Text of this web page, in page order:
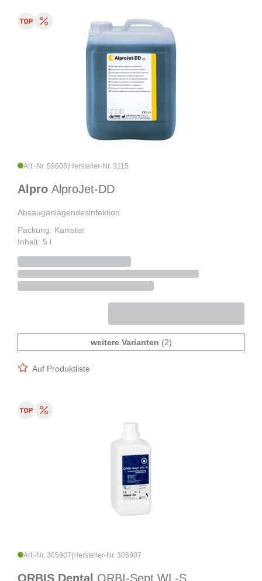
Art.-Nr. 59606 Hersteller-Nr. 3115
Alpro AlproJet-DD
Absauganlagendesinfektion
Packung: Kanister
Inhalt: 5 l
weitere Varianten (2)
Auf Produktliste
Art.-Nr. 305907 Hersteller-Nr. 305907
ORBIS Dental ORBI-Sept WL-S